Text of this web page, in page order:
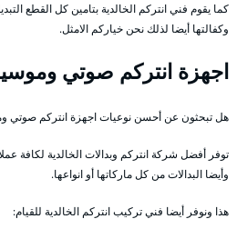
كما يقوم فني انتركم الخالدية بتامين كل القطع
وكفالتها أيضا لذلك نحن خياركم الامثل.
اجهزة انتركم صوتي
هل تبحثون عن أحسن نوعيات اجهزة انتركم صوتي
توفر أفضل شركة انتركم وبدالات الخالدية لكافة
وأيضا البدالات من كل ماركاتها أو انواعها.
هذا ونوفر أيضا فني تركيب انتركم الخالدية للقيام: